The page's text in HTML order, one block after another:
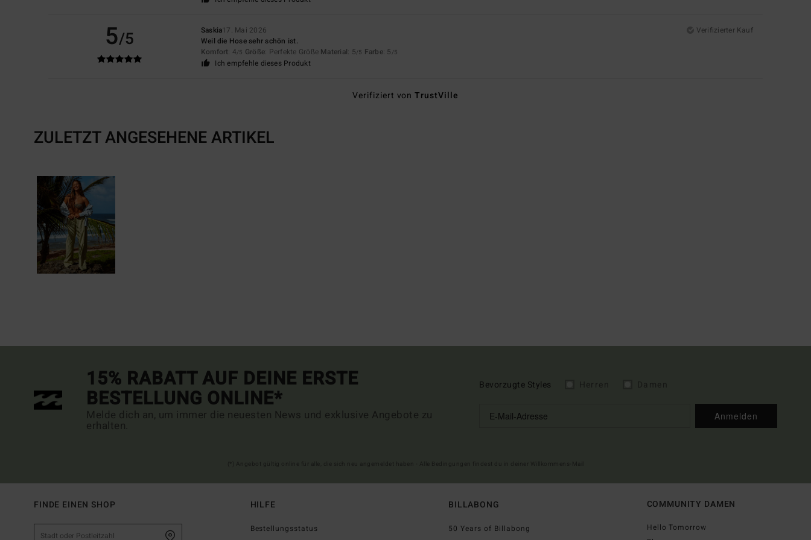
5/5 Saskia17. Mai 2026
Verifizierter Kauf
Weil die Hose sehr schön ist.
Komfort: 4/5 Größe: Perfekte Größe Material: 5/5 Farbe: 5 /5
Ich empfehle dieses Produkt
Verifiziert vonTrustVille
ZULETZT ANGESEHENE ARTIKEL
15% RABATT AUF DEINE ERSTE
BESTELLUNG ONLINE*
Melde dich an, um immer die neuesten News und exklusive Angebote zu
erhalten.
Bevorzugte Styles
Anmelden
FINDE EINEN SHOP HILFE
Bestellungsstatus
BILLABONG
50 Years of Billabong
COMMUNITY DAMEN
Hello Tomorrow